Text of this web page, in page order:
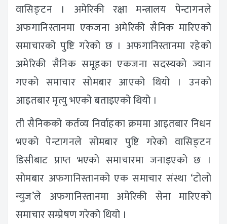
वासिङ्टन । अमेरिकी रक्षा मन्त्रालय पेन्टागनले
अफगानिस्तानमा एकजना अमेरिकी सैनिक मारिएको
समाचारको पुष्टि गरेको छ । अफगानिस्तानमा रहेको
अमेरिकी सैनिक समूहका एकजना सदस्यको ज्यान
गएको समाचार सोमबार आएको थियो । उनको
आइतबार मृत्यु भएको बताइएको थियो ।
ती सैनिकको कर्तव्य निर्वाहका क्रममा आइतबार निधन
भएको पेन्टागनले सोमबार पुष्टि गरेको वासिङ्टन
डिसीबाट प्राप्त भएको समाचारमा जनाइएको छ ।
सोमबार अफगानिस्तानको एक समाचार संस्था ‘टोलो
न्युज’ले अफगानिस्तानमा अमेरिकी सेना मारिएको
समाचार सम्प्रेषण गरेको थियो ।